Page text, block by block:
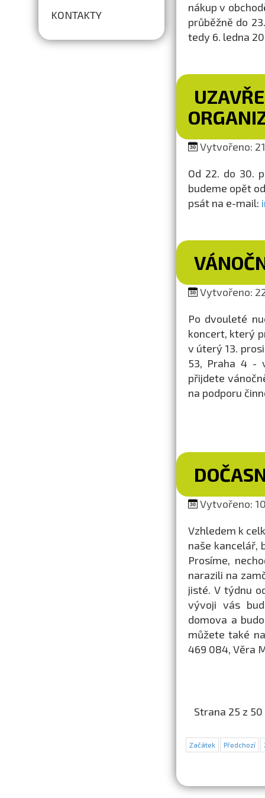
KONTAKTY
nákup v
průběžně do
tedy 6. ledna
Vytvořeno:
Od 22. do 30.
budeme opět
psát na e-mail:
Vytvořeno:
Po dvouleté
koncert, který
v úterý 13.
53, Praha 4 -
přijdete
na podporu
Vytvořeno:
Vzhledem k
naše kancelář,
Prosíme,
narazili na
jisté. V týdnu
vývoji vás
domova a
můžete také
469 084, Věra
Strana 25 z 50
Začátek Předchozí